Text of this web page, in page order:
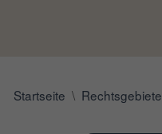
Startseite Rechtsgebiete